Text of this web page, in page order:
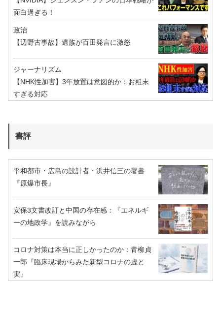
面白過ぎる！
政治
【辺野古事故】遺族が百田発言に激怒
ジャーナリズム
【NHK性加害】3年放置は意図的か：お粗末
すぎる対応
書評
平和都市・広島の設計者・浜井信三の著書
『原爆市長』
安保3文書改訂と中国の存在感：『エネルギ
ーの地政学』を読みながら
コロナ対策は本当に正しかったのか：青柳貞
一郎『臨床現場からみた新型コロナの虚と
実』